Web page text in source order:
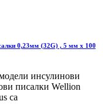
0,23мм (32G) , 5 мм x 100
инсулинови
писалки Wellion
са